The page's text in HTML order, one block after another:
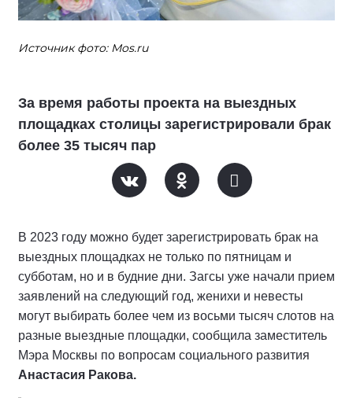
Источник фото: Mos.ru
За время работы проекта на выездных
площадках столицы зарегистрировали брак
более 35 тысяч пар
В 2023 году можно будет зарегистрировать брак на
выездных площадках не только по пятницам и
субботам, но и в будние дни. Загсы уже начали прием
заявлений на следующий год, женихи и невесты
могут выбирать более чем из восьми тысяч слотов на
разные выездные площадки, сообщила заместитель
Мэра Москвы по вопросам социального развития
Анастасия Ракова.